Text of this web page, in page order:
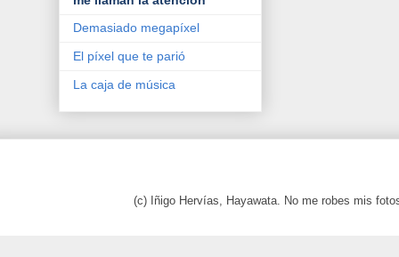
Demasiado megapíxel
El píxel que te parió
La caja de música
(c) Iñigo Hervías, Hayawata. No me robes mis